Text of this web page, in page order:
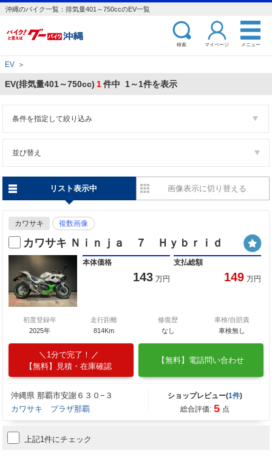
沖縄のバイク一覧：排気量401～750ccのEV一覧
検索 マイページ メニュー
EV ＞
EV(排気量401～750cc) 1件中 1～1件を表示
条件を指定して絞り込み
並び替え
リスト表示中 画像表示に切り替える
カワサキ 複数画像
カワサキ Ｎｉｎｊａ ７ Ｈｙｂｒｉｄ
本体価格
143 万円
支払総額
149 万円
初度登録年
2025年
走行距離
814Km
修復歴
なし
車検/自賠責
車検無し
1分で完了！
【無料】見積・在庫確認
【無料】電話問い合わせ
沖縄県 那覇市安謝６３０−３
カワサキ プラザ那覇
ショップレビュー(1件)
総合評価: 5 点
上記1件にチェック